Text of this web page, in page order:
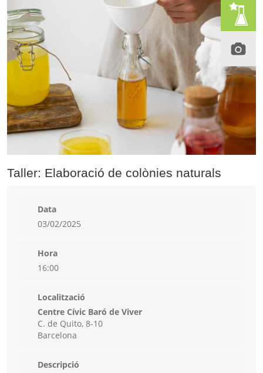
Taller: Elaboració de colònies naturals
Data
03/02/2025
Hora
16:00
Localització
Centre Cívic Baró de Viver
C. de Quito, 8-10
Barcelona
Descripció